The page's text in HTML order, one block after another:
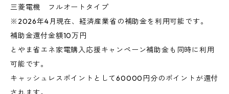
三菱電機 フルオートタイプ
※2026年4月現在、経済産業省の補助金を利用可能です。
補助金還付金額10万円
とやま省エネ家電購入応援キャンペーン補助金も同時に利用
可能です。
キャッシュレスポイントとして60000円分のポイントが還付